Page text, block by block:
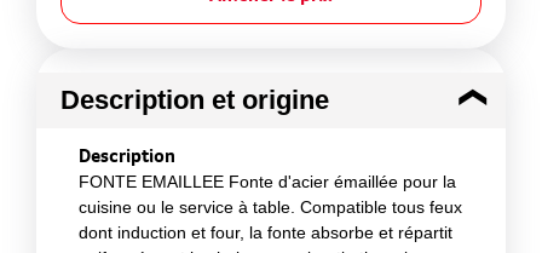
Description et origine
Description
FONTE EMAILLEE Fonte d'acier émaillée pour la
cuisine ou le service à table. Compatible tous feux
dont induction et four, la fonte absorbe et répartit